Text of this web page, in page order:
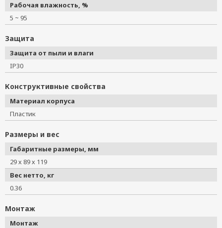
Рабочая влажность, %
5 ~ 95
Защита
Защита от пыли и влаги
IP30
Конструктивные свойства
Материал корпуса
Пластик
Размеры и вес
Габаритные размеры, мм
29 х 89 х 119
Вес нетто, кг
0.36
Монтаж
Монтаж